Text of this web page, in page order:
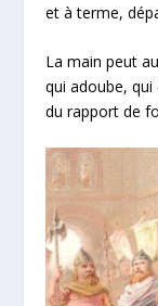
et à terme,
La main peut
qui adoube,
du rapport de